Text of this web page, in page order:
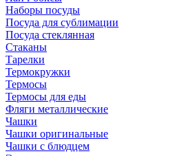
Наборы посуды
Посуда для сублимации
Посуда стеклянная
Стаканы
Тарелки
Термокружки
Термосы
Термосы для еды
Фляги металлические
Чашки
Чашки оригинальные
Чашки с блюдцем